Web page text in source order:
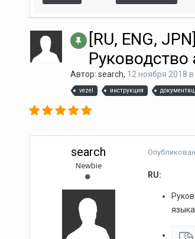
[RU, ENG,
Руководство
Автор: search, 12 ноября 2018 в
vezel инструкция
search
Newbie
RU: